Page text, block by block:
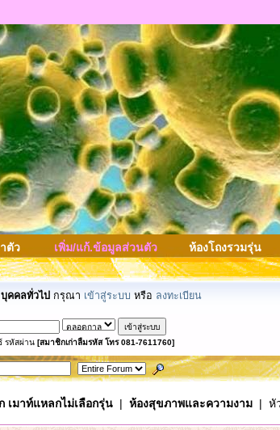
ตัว เพิ่ม/แก้.ข้อมูลส่วนตัว ห้องโถงรวมรุ่น
บุคคลทั่วไป กรุณา เข้าสู่ระบบ หรือ ลงทะเบียน
รหัสผ่าน [สมาชิกเก่าลืมรหัส โทร 081-7611760]
เมาท์แหลกไม่เลือกรุ่น| ห้องสุขภาพและความงาม| หั